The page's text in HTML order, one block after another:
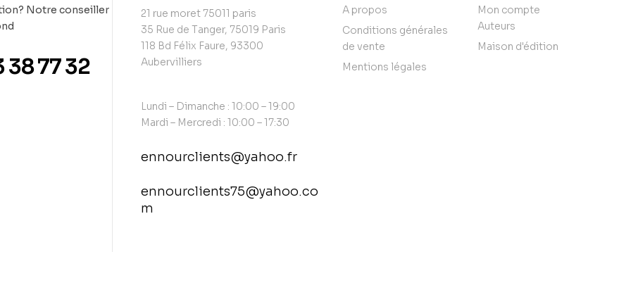
Notre conseiller
38 77 32
21 rue moret 75011 paris
35 Rue de Tanger, 75019 Paris
118 Bd Félix Faure, 93300
Aubervilliers
Lundi – Dimanche : 10:00 – 19:00
Mardi – Mercredi : 10:00 – 17:30
ennourclients@yahoo.fr
ennourclients75@yahoo.co
m
A propos
Conditions générales
de vente
Mentions légales
Mon compte
Auteurs
Maison d'édition